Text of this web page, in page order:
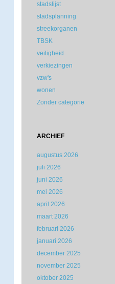
stadslijst
stadsplanning
streekorganen
TBSK
veiligheid
verkiezingen
vzw's
wonen
Zonder categorie
ARCHIEF
augustus 2026
juli 2026
juni 2026
mei 2026
april 2026
maart 2026
februari 2026
januari 2026
december 2025
november 2025
oktober 2025